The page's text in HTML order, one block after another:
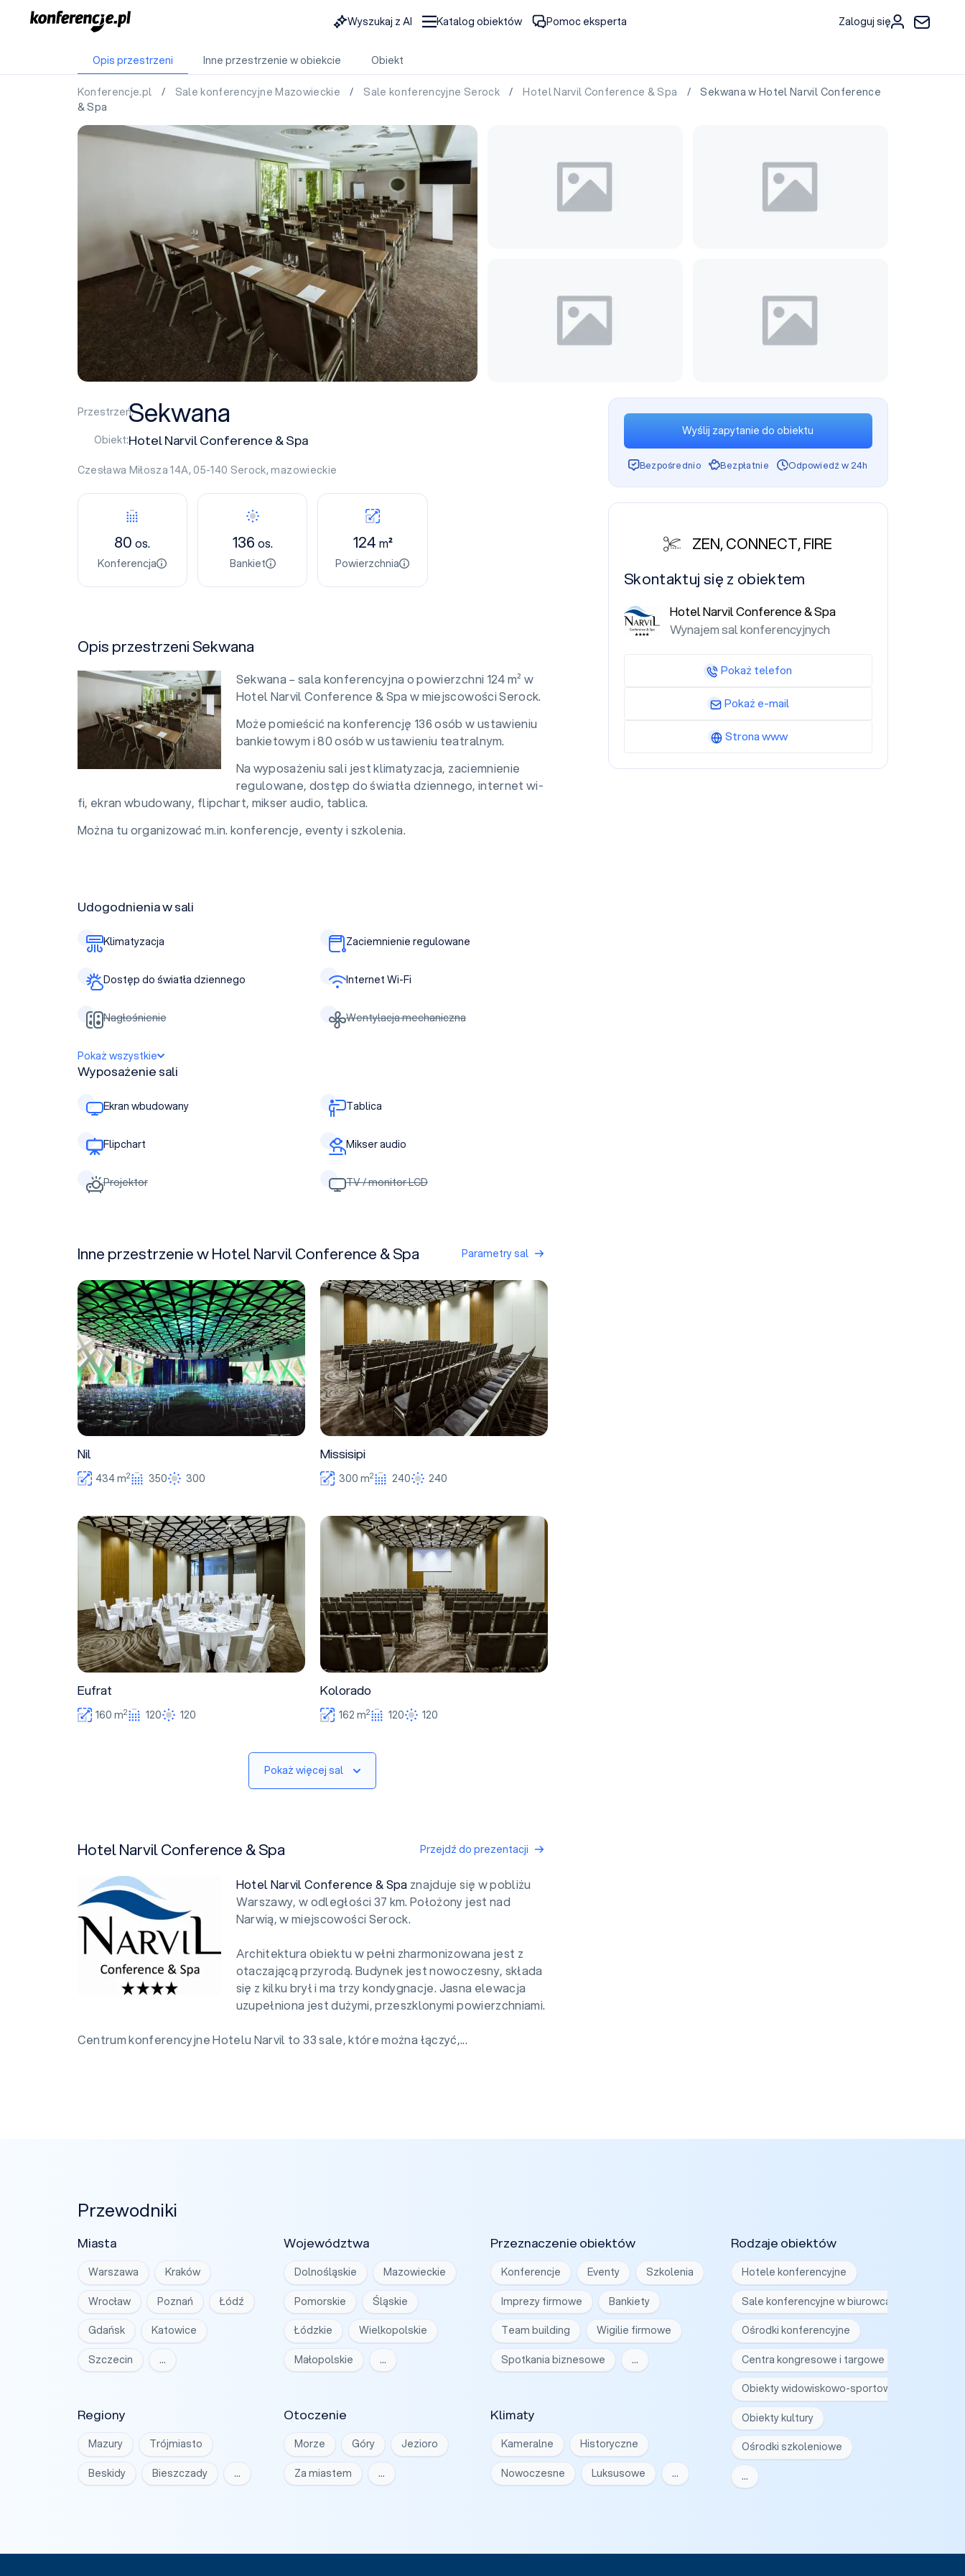
Wyszukaj z AI Katalog obiektów Pomoc eksperta Zaloguj się
Opis przestrzeni Inne przestrzenie w obiekcie Obiekt
Konferencje.pl / Sale konferencyjne Mazowieckie / Sale konferencyjne Serock /Hotel Narvil Conference & Spa
/ Sekwana w Hotel Narvil Conference
& Spa
Przestrzeń:Sekwana
Obiekt:Hotel Narvil Conference & Spa
Czesława Miłosza 14A, 05-140 Serock,mazowieckie
80os.
Konferencja
136os.
Bankiet
124 m²
Powierzchnia
Opis przestrzeni Sekwana
Sekwana – sala konferencyjna o powierzchni 124 m² w
Hotel Narvil Conference & Spa w miejscowości Serock.
Może pomieścić na konferencję 136 osób w ustawieniu
bankietowym i 80 osób w ustawieniu teatralnym.
Na wyposażeniu sali jest klimatyzacja, zaciemnienie
regulowane, dostęp do światła dziennego, internet wi-
fi, ekran wbudowany, flipchart, mikser audio, tablica.
Można tu organizować m.in. konferencje, eventy i szkolenia.
Udogodnienia w sali
Klimatyzacja Zaciemnienie regulowane
Dostęp do światła dziennego Internet Wi-Fi
Nagłośnienie Wentylacja mechaniczna
Pokaż wszystkie
Wyposażenie sali
Ekran wbudowany Tablica
Flipchart Mikser audio
Projektor TV / monitor LCD
Inne przestrzenie w Hotel Narvil Conference & Spa Parametry sal
Nil
Nil
434 m2 350 300
Missisipi
Missisipi
300 m2 240 240
Eufrat
Eufrat
160 m2 120 120
Kolorado
Kolorado
162 m2 120 120
Pokaż więcej sal
Hotel Narvil Conference & Spa Przejdź do prezentacji
Hotel Narvil Conference & Spa znajduje się w pobliżu
Warszawy, w odległości 37 km. Położony jest nad
Narwią, w miejscowości Serock.
Architektura obiektu w pełni zharmonizowana jest z
otaczającą przyrodą. Budynek jest nowoczesny, składa
się z kilku brył i ma trzy kondygnacje. Jasna elewacja
uzupełniona jest dużymi, przeszklonymi powierzchniami.
Centrum konferencyjne Hotelu Narvil to 33 sale, które można łączyć,...
Wyślij zapytanie do obiektu
Bezpośrednio Bezpłatnie Odpowiedź w 24h
ZEN, CONNECT, FIRE
Skontaktuj się z obiektem
Hotel Narvil Conference & Spa
Wynajem sal konferencyjnych
Pokaż telefon
Pokaż e-mail
Strona www
Przewodniki
Miasta
Warszawa Kraków
Wrocław Poznań Łódź
Gdańsk Katowice
Szczecin …
Województwa
Dolnośląskie Mazowieckie
Pomorskie Śląskie
Łódzkie Wielkopolskie
Małopolskie …
Regiony
Mazury Trójmiasto
Beskidy Bieszczady …
Otoczenie
Morze Góry Jezioro
Za miastem …
Klimaty
Kameralne Historyczne
Nowoczesne Luksusowe …
Przeznaczenie obiektów
Konferencje Eventy Szkolenia
Imprezy firmowe Bankiety
Team building Wigilie firmowe
Spotkania biznesowe …
Rodzaje obiektów
Hotele konferencyjne
Sale konferencyjne w biurowcach
Ośrodki konferencyjne
Centra kongresowe i targowe
Obiekty widowiskowo-sportowe
Obiekty kultury
Ośrodki szkoleniowe
…